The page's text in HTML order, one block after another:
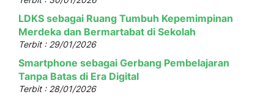
LDKS sebagai Ruang Tumbuh Kepemimpinan
Merdeka dan Bermartabat di Sekolah
Terbit : 29/01/2026
Smartphone sebagai Gerbang Pembelajaran
Tanpa Batas di Era Digital
Terbit : 28/01/2026